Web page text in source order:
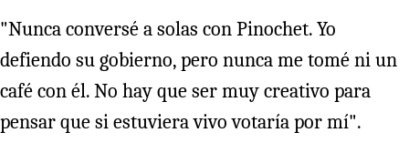
"Nunca conversé a solas con Pinochet. Yo
defiendo su gobierno, pero nunca me tomé ni un
café con él. No hay que ser muy creativo para
pensar que si estuviera vivo votaría por mí".